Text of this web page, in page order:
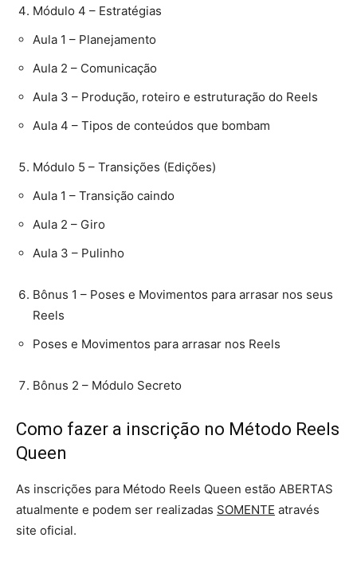
Módulo 4 – Estratégias
Aula 1 – Planejamento
Aula 2 – Comunicação
Aula 3 – Produção, roteiro e estruturação do Reels
Aula 4 – Tipos de conteúdos que bombam
Módulo 5 – Transições (Edições)
Aula 1 – Transição caindo
Aula 2 – Giro
Aula 3 – Pulinho
Bônus 1 – Poses e Movimentos para arrasar nos seus
Reels
Poses e Movimentos para arrasar nos Reels
Bônus 2 – Módulo Secreto
Como fazer a inscrição no Método Reels
Queen
As inscrições para Método Reels Queen estão ABERTAS
atualmente e podem ser realizadas SOMENTE através
site oficial.